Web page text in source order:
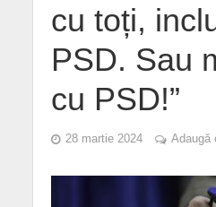
cu toți,
PSD. Sau
cu PSD!”
28 martie 2024 Adaugă